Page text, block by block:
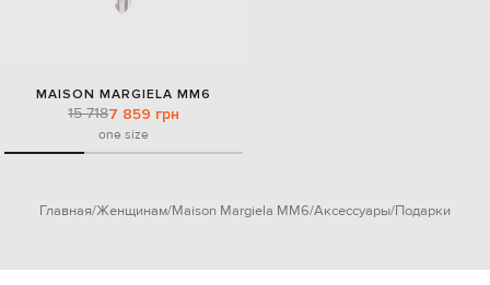
MAISON MARGIELA MM6
15 7187 859 грн
one size
Главная Женщинам Maison Margiela MM6 Аксессуары Подарки